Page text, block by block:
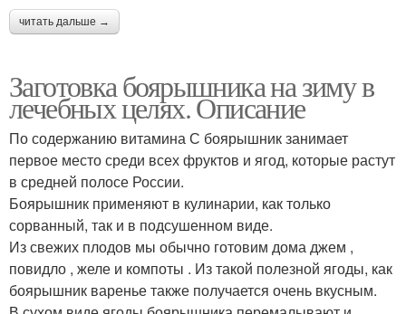
читать дальше →
Заготовка боярышника на зиму в
лечебных целях. Описание
По содержанию витамина С боярышник занимает
первое место среди всех фруктов и ягод, которые растут
в средней полосе России.
Боярышник применяют в кулинарии, как только
сорванный, так и в подсушенном виде.
Из свежих плодов мы обычно готовим дома джем ,
повидло , желе и компоты . Из такой полезной ягоды, как
боярышник варенье также получается очень вкусным.